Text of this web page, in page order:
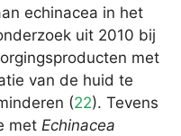
echinacea in het
uit 2010 bij
met
van de huid te
(22). Tevens
met Echinacea